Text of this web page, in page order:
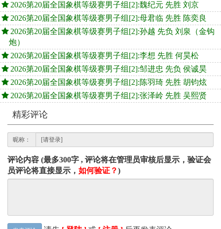
2026第20届全国象棋等级赛男子组[2]:魏纪元 先胜 刘京
2026第20届全国象棋等级赛男子组[2]:母君临 先胜 陈奕良
2026第20届全国象棋等级赛男子组[2]:孙越 先负 刘泉（金钩
炮）
2026第20届全国象棋等级赛男子组[2]:李想 先胜 何昊松
2026第20届全国象棋等级赛男子组[2]:邹进忠 先负 侯诚昊
2026第20届全国象棋等级赛男子组[2]:陈羽琦 先胜 胡钧炫
2026第20届全国象棋等级赛男子组[2]:张泽岭 先胜 吴熙贤
精彩评论
昵称：
评论内容 (最多300字 , 评论将在管理员审核后显示，验证会
员评论将直接显示， 如何验证？)